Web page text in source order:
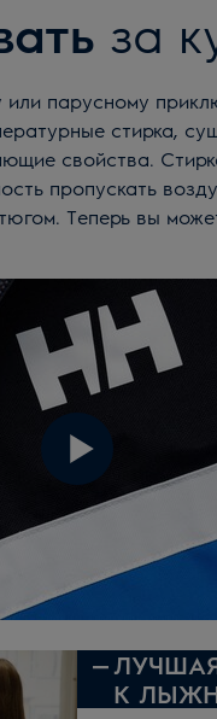
за
стирка,
свойства.
пропускать
Теперь вы
—
К